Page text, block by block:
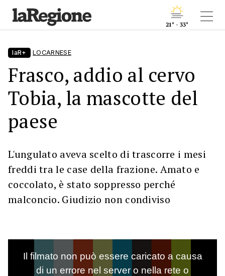
21° - 33°
laR+ LOCARNESE
Frasco, addio al cervo
Tobia, la mascotte del
paese
L'ungulato aveva scelto di trascorre i mesi
freddi tra le case della frazione. Amato e
coccolato, è stato soppresso perché
malconcio. Giudizio non condiviso
Il filmato non può essere caricato a causa
di un errore nel server o nella rete o